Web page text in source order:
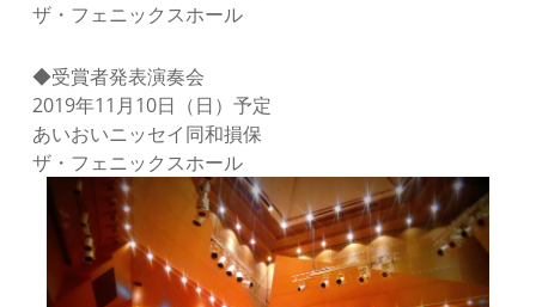
ザ・フェニックスホール
◆受賞者発表演奏会
2019年11月10日（日）予定
あいおいニッセイ同和損保
ザ・フェニックスホール